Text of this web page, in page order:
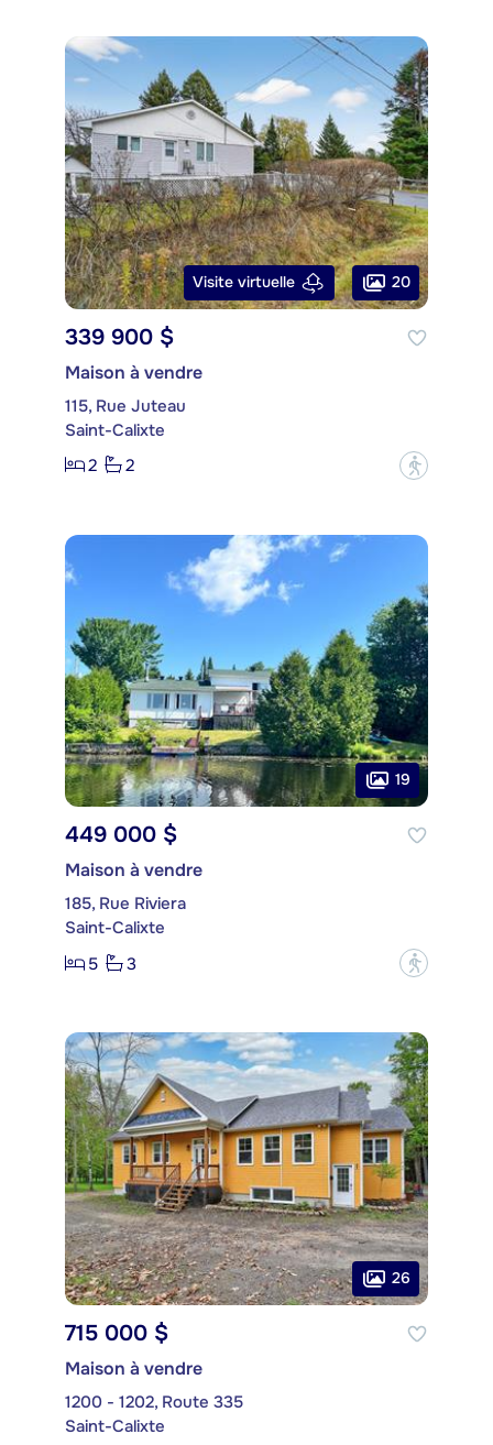
Visite virtuelle 20
339 900 $
Maison à vendre
115, Rue Juteau
Saint-Calixte
2
2 ?
19
449 000 $
Maison à vendre
185, Rue Riviera
Saint-Calixte
5
3 ?
26
715 000 $
Maison à vendre
1200 - 1202, Route 335
Saint-Calixte